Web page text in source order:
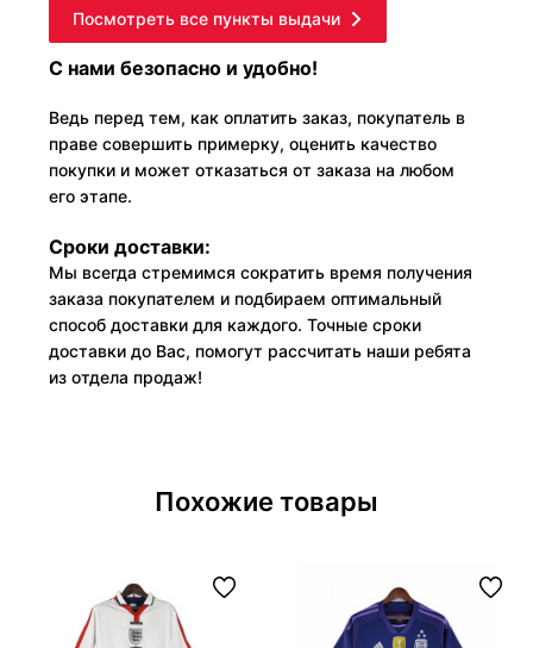
Посмотреть все пункты выдачи
С нами безопасно и удобно!
Ведь перед тем, как оплатить заказ, покупатель в
праве совершить примерку, оценить качество
покупки и может отказаться от заказа на любом
его этапе.
Сроки доставки:
Мы всегда стремимся сократить время получения
заказа покупателем и подбираем оптимальный
способ доставки для каждого. Точные сроки
доставки до Вас, помогут рассчитать наши ребята
из отдела продаж!
Похожие товары